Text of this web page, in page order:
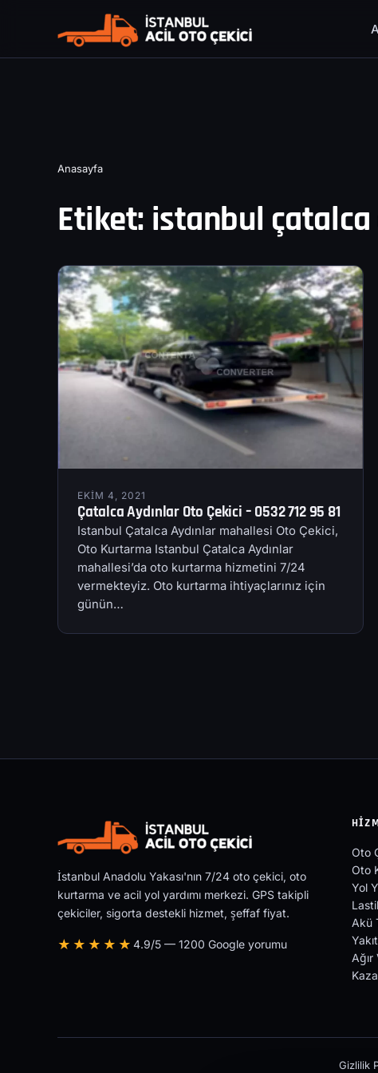
Anasayfa
Etiket: istanbul
EKIM 4, 2021
Çatalca Aydınlar Oto Çekici – 0532 712 95 81
Istanbul Çatalca Aydınlar mahallesi Oto Çekici,
Oto Kurtarma Istanbul Çatalca Aydınlar
mahallesi’da oto kurtarma hizmetini 7/24
vermekteyiz. Oto kurtarma ihtiyaçlarınız için
günün…
İstanbul Anadolu Yakası'nın 7/24 oto çekici, oto
kurtarma ve acil yol yardımı merkezi. GPS takipli
çekiciler, sigorta destekli hizmet, şeffaf fiyat.
★★★★★ 4.9/5 — 1200 Google yorumu
Oto
Oto
Yol
Akü
Ağır
Gizlilik